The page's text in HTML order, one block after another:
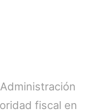
fiscal en